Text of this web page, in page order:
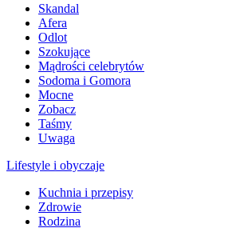
Skandal
Afera
Odlot
Szokujące
Mądrości celebrytów
Sodoma i Gomora
Mocne
Zobacz
Taśmy
Uwaga
Lifestyle i obyczaje
Kuchnia i przepisy
Zdrowie
Rodzina